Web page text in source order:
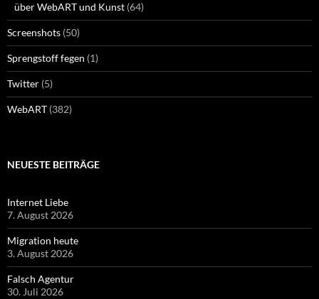
über WebART und Kunst (64)
Screenshots (50)
Sprengstoff fegen (1)
Twitter (5)
WebART (382)
NEUESTE BEITRÄGE
Internet Liebe
7. August 2026
Migration heute
3. August 2026
Falsch Agentur
30. Juli 2026